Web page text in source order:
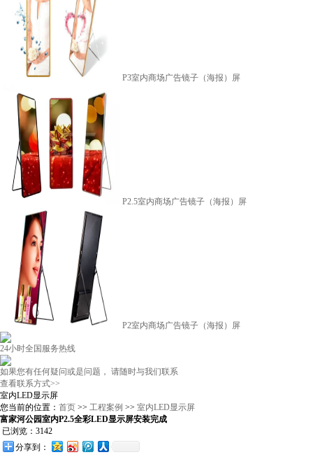
P3室内商场广告镜子（海报）屏
P2.5室内商场广告镜子（海报）屏
P2室内商场广告镜子（海报）屏
24小时全国服务热线
如果您有任何疑问或是问题， 请随时与我们联系
查看联系方式>>
室内LED显示屏
您当前的位置： 首页 >> 工程案例 >> 室内LED显示屏
富家河公园室内P2.5全彩LED显示屏安装完成
已浏览：3142
分享到：